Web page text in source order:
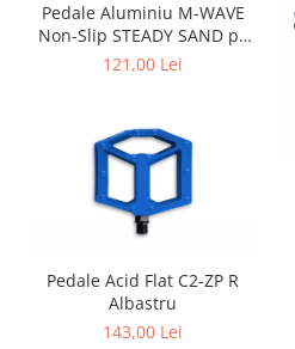
Pedale Aluminiu M-WAVE
Non-Slip STEADY SAND pe
Rulmenti
121,00 Lei
Pedale Acid Flat C2-ZP R
Albastru
143,00 Lei